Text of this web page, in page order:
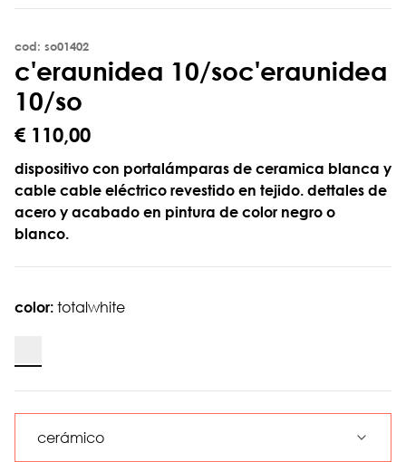
cod: so01402
c'eraunidea 10/soc'eraunidea
10/so
€ 110,00
dispositivo con portalámparas de ceramica blanca y
cable cable eléctrico revestido en tejido. dettales de
acero y acabado en pintura de color negro o
blanco.
color: totalwhite